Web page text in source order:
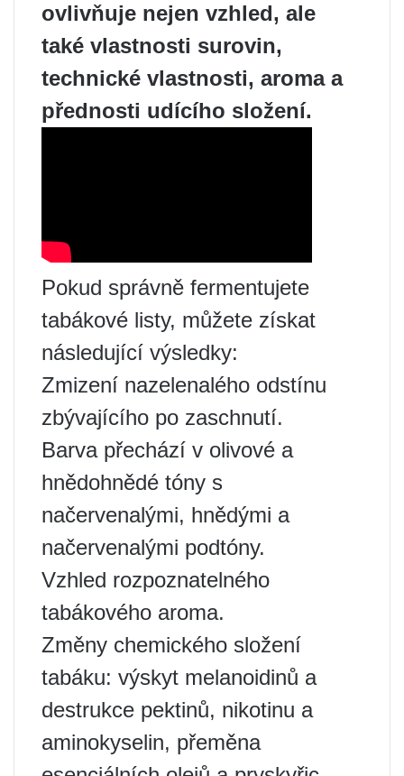
ovlivňuje nejen vzhled, ale
také vlastnosti surovin,
technické vlastnosti, aroma a
přednosti udícího složení.
Pokud správně fermentujete
tabákové listy, můžete získat
následující výsledky:
Zmizení nazelenalého odstínu
zbývajícího po zaschnutí.
Barva přechází v olivové a
hnědohnědé tóny s
načervenalými, hnědými a
načervenalými podtóny.
Vzhled rozpoznatelného
tabákového aroma.
Změny chemického složení
tabáku: výskyt melanoidinů a
destrukce pektinů, nikotinu a
aminokyselin, přeměna